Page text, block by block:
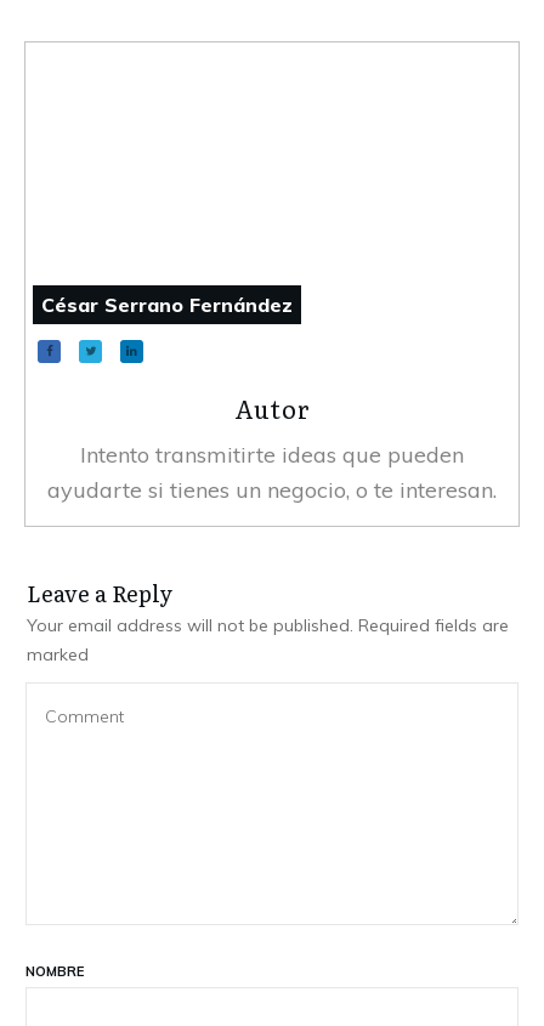
César Serrano Fernández
Autor
Intento transmitirte ideas que pueden
ayudarte si tienes un negocio, o te interesan.
Leave a Reply
Your email address will not be published. Required fields are
marked
NOMBRE